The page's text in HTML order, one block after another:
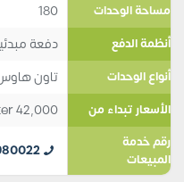
مساحة الوحدات 180
أنظمة الدفع دفعة مبدئية 5%, تقسيط 8
أنواع الوحدات تاون
الأسعار تبداء من 42,000
رقم خدمة
المبيعات